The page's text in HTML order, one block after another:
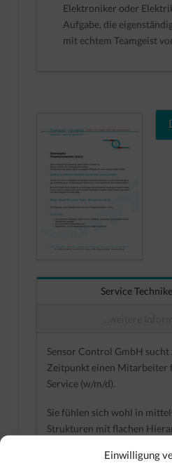
Einwilligung
Elektroniker oder
Aufgabe, die
mit echtem Teamgeist
Service
Sensor Control GmbH
Zeitpunkt einen Mitarbeiter
Service (w/m/d).
Sie fühlen sich wohl in
Strukturen mit flachen
Verantwortung und möchten